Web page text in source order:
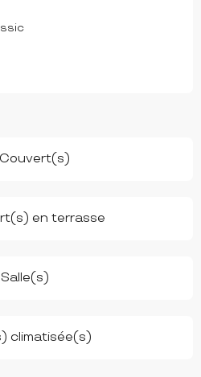
en terrasse
Salle(s)
climatisée(s)